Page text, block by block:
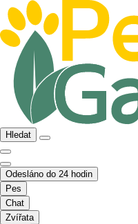
Hledat
Odesláno do 24 hodin
Pes
Chat
Zvířata